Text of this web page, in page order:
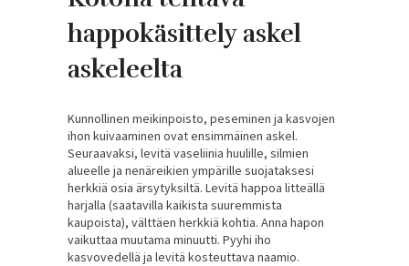
happokäsittely askel
askeleelta
Kunnollinen meikinpoisto, peseminen ja kasvojen
ihon kuivaaminen ovat ensimmäinen askel.
Seuraavaksi, levitä vaseliinia huulille, silmien
alueelle ja nenäreikien ympärille suojataksesi
herkkiä osia ärsytyksiltä. Levitä happoa litteällä
harjalla (saatavilla kaikista suuremmista
kaupoista), välttäen herkkiä kohtia. Anna hapon
vaikuttaa muutama minuutti. Pyyhi iho
kasvovedellä ja levitä kosteuttava naamio.